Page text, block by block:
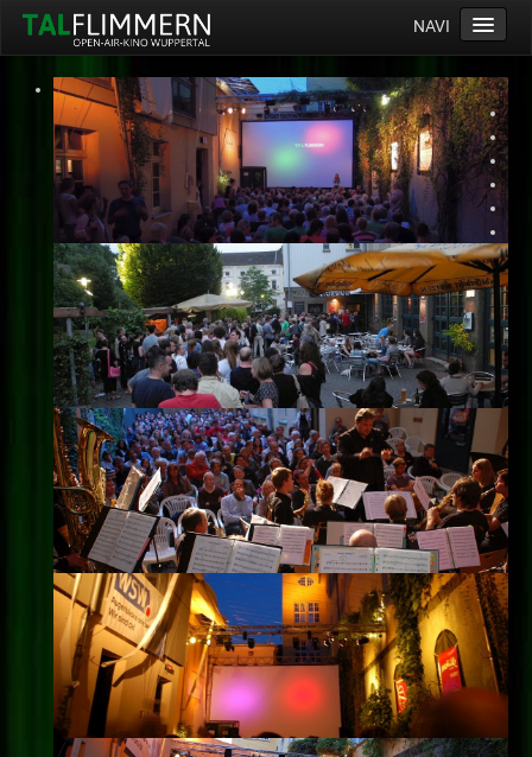
NAVI
Home
Programm
Service
Ticketinfos
Ort
Anreise
Wetter
Kinogutschein
Konzept
Archiv
Kontakt
Impressum
Datenschutz